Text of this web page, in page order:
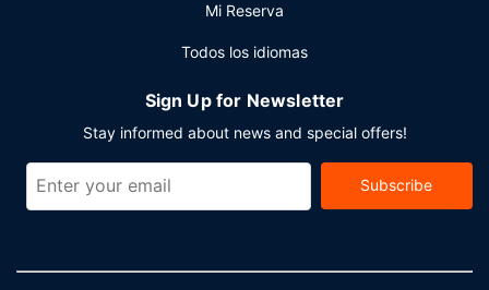
Mi Reserva
Todos los idiomas
Sign Up for Newsletter
Stay informed about news and special offers!
Subscribe